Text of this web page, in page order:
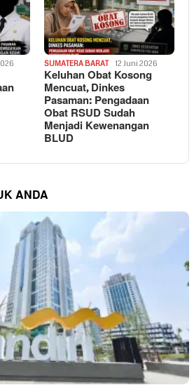
SUMATERA BARAT 12 Juni 2026
Keluhan Obat Kosong
Mencuat, Dinkes
Pasaman: Pengadaan
Obat RSUD Sudah
Menjadi Kewenangan
BLUD
ANDA